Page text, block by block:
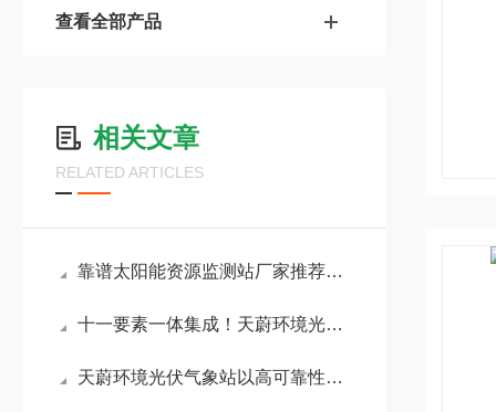
查看全部产品
相关文章
RELATED ARTICLES
靠谱太阳能资源监测站厂家推荐：山东天蔚环境适配性强，业内口碑表现出色
十一要素一体集成！天蔚环境光伏环境监测站同步采集，精准还原电站微气候
天蔚环境光伏气象站以高可靠性设计保障电站稳定运行的优势讲解